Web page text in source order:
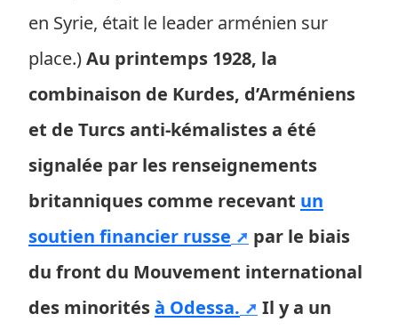
en Syrie, était le leader arménien sur
place.)Au printemps 1928, la
combinaison de Kurdes, d’Arméniens
et de Turcs anti-kémalistes a été
signalée par les renseignements
britanniques comme recevant un
soutien financier russe
par le biais
du front du Mouvement international
des minoritésà Odessa.
Il y a un